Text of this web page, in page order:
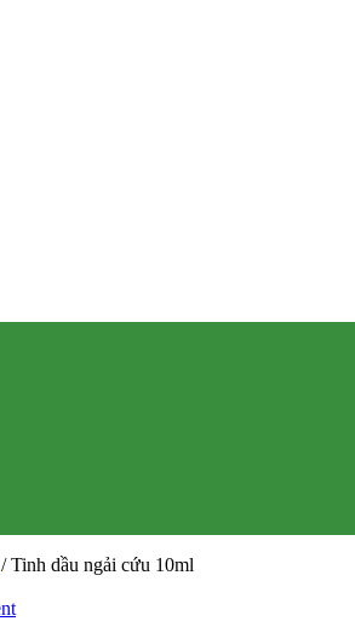
/ Tinh dầu ngải cứu 10ml